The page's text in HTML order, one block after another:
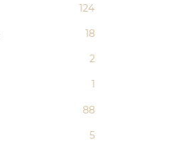
124
18
2
1
88
5